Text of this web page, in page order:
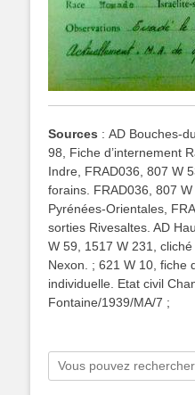
Sources : AD Bouches-
98, Fiche d’internement
Indre, FRAD036, 807 W
forains. FRAD036, 807
Pyrénées-Orientales,
sorties Rivesaltes. AD
W 59, 1517 W 231,
Nexon. ; 621 W 10, fiche
individuelle. Etat civil
Fontaine/1939/MA/7 ;
Rechercher :